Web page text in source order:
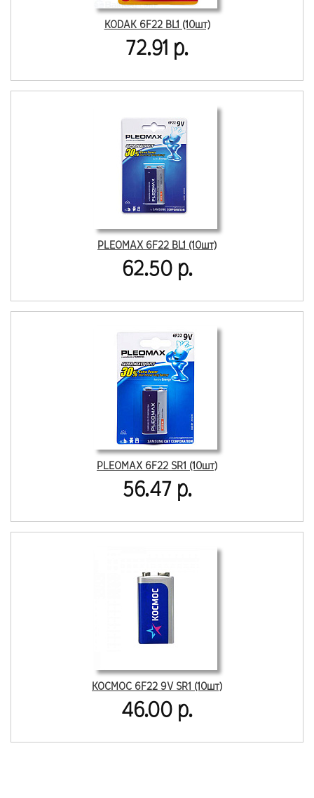
KODAK 6F22 BL1 (10шт)
72.91 р.
PLEOMAX 6F22 BL1 (10шт)
62.50 р.
PLEOMAX 6F22 SR1 (10шт)
56.47 р.
КОСМОС 6F22 9V SR1 (10шт)
46.00 р.